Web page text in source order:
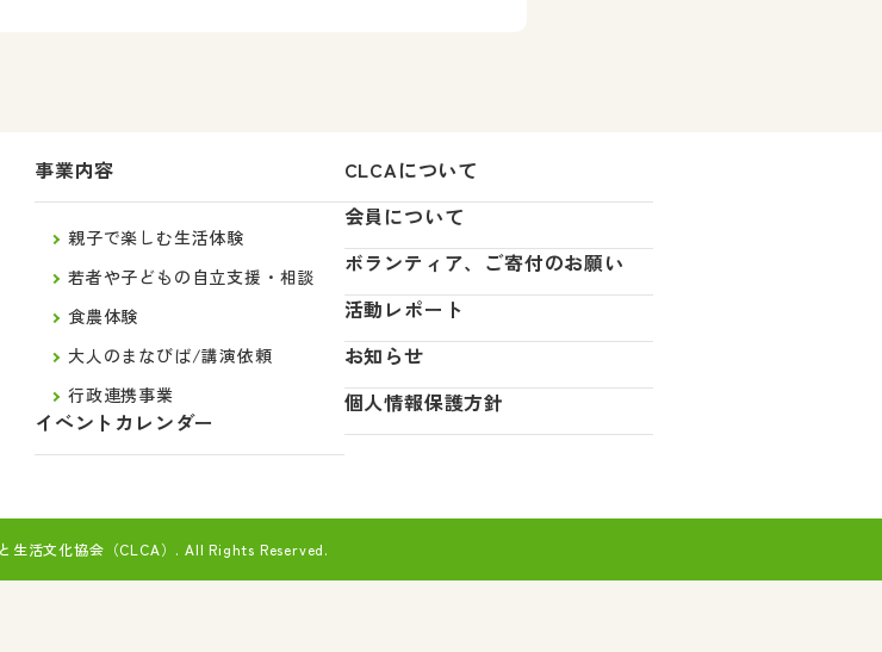
事業内容
親子で楽しむ生活体験
若者や子どもの自立支援・相談
食農体験
大人のまなびば/講演依頼
行政連携事業
イベントカレンダー
CLCAについて
会員について
ボランティア、ご寄付のお願い
活動レポート
お知らせ
個人情報保護方針
生活文化協会（CLCA）. All Rights Reserved.